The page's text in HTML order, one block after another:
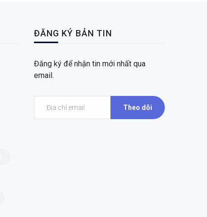
ĐĂNG KÝ BẢN TIN
Đăng ký để nhận tin mới nhất qua
email.
Theo dõi